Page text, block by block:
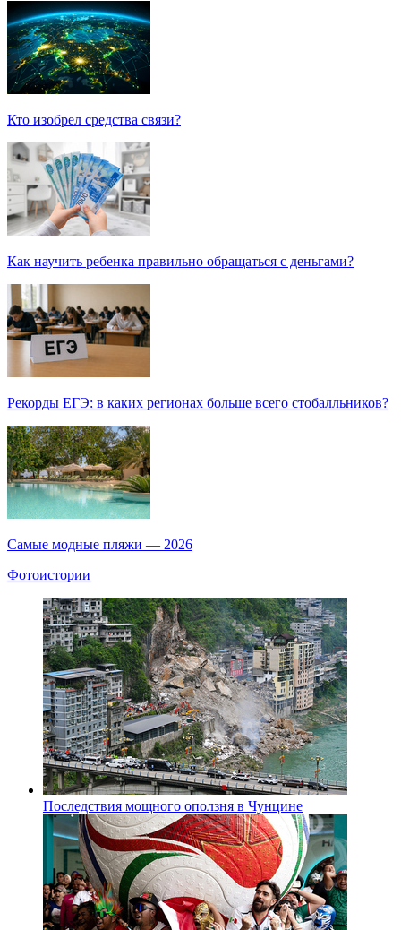
Кто изобрел средства связи?
Как научить ребенка правильно обращаться с деньгами?
Рекорды ЕГЭ: в каких регионах больше всего стобалльников?
Самые модные пляжи — 2026
Фотоистории
Последствия мощного оползня в Чунцине